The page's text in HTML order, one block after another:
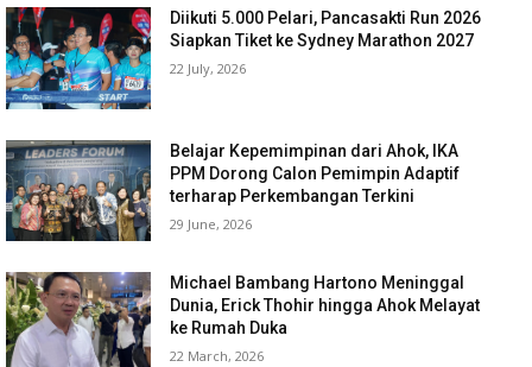
Diikuti 5.000 Pelari, Pancasakti Run 2026
Siapkan Tiket ke Sydney Marathon 2027
22 July, 2026
Belajar Kepemimpinan dari Ahok, IKA
PPM Dorong Calon Pemimpin Adaptif
terharap Perkembangan Terkini
29 June, 2026
Michael Bambang Hartono Meninggal
Dunia, Erick Thohir hingga Ahok Melayat
ke Rumah Duka
22 March, 2026